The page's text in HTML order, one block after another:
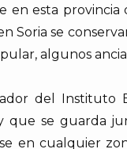
en esta
se
algunos
del
que se guarda
en cualquier